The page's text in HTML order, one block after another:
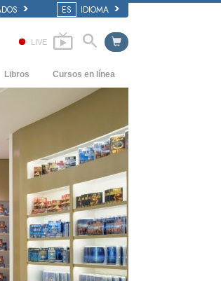
ES IDIOMA
LIVE
Libros
Audiolibros
Conferencias Introductorias
Películas
Cursos en línea
los Conflictos
de la Existencia
de la Comprensión
para un Entorno Peligroso
Enfermedades y Lesiones
y la Honestidad